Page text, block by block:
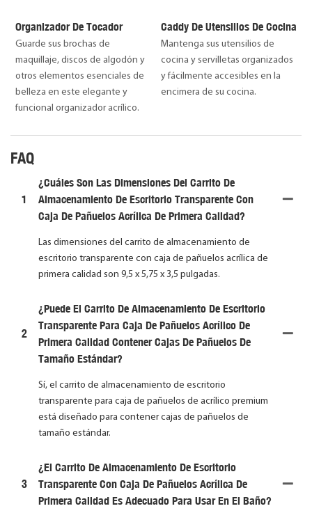
Organizador De Tocador
Guarde sus brochas de
maquillaje, discos de algodón y
otros elementos esenciales de
belleza en este elegante y
funcional organizador acrílico.
Caddy De Utensilios De Cocina
Mantenga sus utensilios de
cocina y servilletas organizados
y fácilmente accesibles en la
encimera de su cocina.
FAQ
1
¿Cuáles Son Las Dimensiones Del Carrito De
Almacenamiento De Escritorio Transparente Con
Caja De Pañuelos Acrílica De Primera Calidad?
Las dimensiones del carrito de almacenamiento de
escritorio transparente con caja de pañuelos acrílica de
primera calidad son 9,5 x 5,75 x 3,5 pulgadas.
2
¿Puede El Carrito De Almacenamiento De Escritorio
Transparente Para Caja De Pañuelos Acrílico De
Primera Calidad Contener Cajas De Pañuelos De
Tamaño Estándar?
Sí, el carrito de almacenamiento de escritorio
transparente para caja de pañuelos de acrílico premium
está diseñado para contener cajas de pañuelos de
tamaño estándar.
3
¿El Carrito De Almacenamiento De Escritorio
Transparente Con Caja De Pañuelos Acrílica De
Primera Calidad Es Adecuado Para Usar En El Baño?